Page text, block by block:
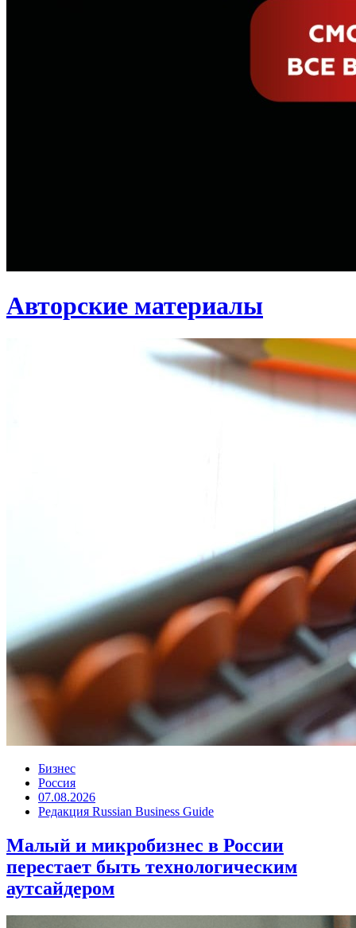
Авторские материалы
Бизнес
Россия
07.08.2026
Редакция Russian Business Guide
Малый и микробизнес в России
перестает быть технологическим
аутсайдером